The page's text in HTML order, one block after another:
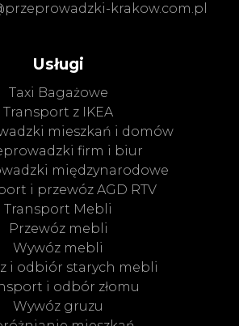
krakow.com.pl
Usługi
Taxi Bagażowe
Transport z IKEA
mieszkań i domów
firm i biur
międzynarodowe
i przewóz AGD RTV
Transport Mebli
Przewóz mebli
Wywóz mebli
i odbiór starych mebli
i odbór złomu
Wywóz gruzu